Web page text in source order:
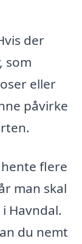
der
som
eller
påvirke
flere
man skal
Havndal.
du nemt